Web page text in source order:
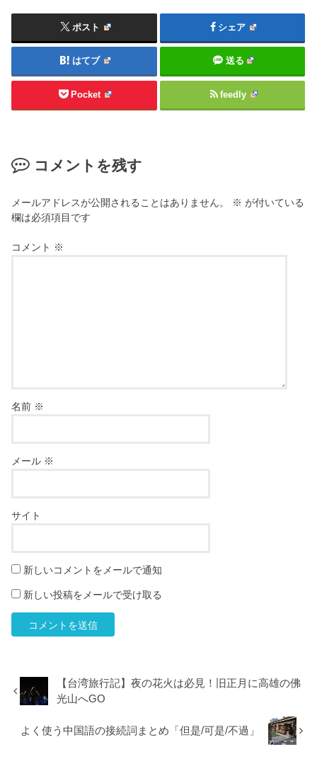
ポスト シェア
はてブ 送る
Pocket feedly
コメントを残す
メールアドレスが公開されることはありません。 ※ が付いている
欄は必須項目です
コメント ※
名前 ※
メール ※
サイト
新しいコメントをメールで通知
新しい投稿をメールで受け取る
【台湾旅行記】夜の花火は必見！旧正月に高雄の佛
光山へGO
よく使う中国語の接続詞まとめ「但是/可是/不過」